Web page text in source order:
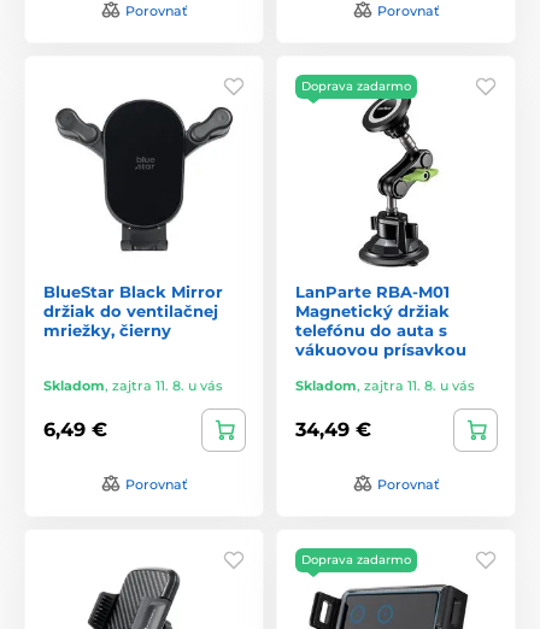
Porovnať Porovnať
BlueStar Black Mirror
držiak do ventilačnej
mriežky, čierny
Skladom, zajtra 11. 8. u vás
6,49 €
Porovnať
Doprava zadarmo
LanParte RBA-M01
Magnetický držiak
telefónu do auta s
vákuovou prísavkou
Skladom, zajtra 11. 8. u vás
34,49 €
Porovnať
Doprava zadarmo